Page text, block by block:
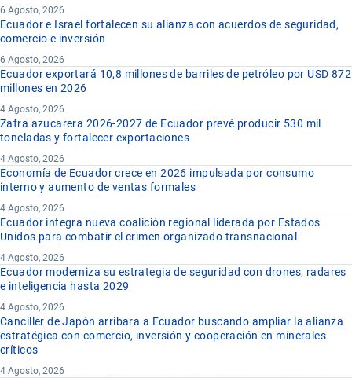
6 Agosto, 2026
Ecuador e Israel fortalecen su alianza con acuerdos de seguridad,
comercio e inversión
6 Agosto, 2026
Ecuador exportará 10,8 millones de barriles de petróleo por USD 872
millones en 2026
4 Agosto, 2026
Zafra azucarera 2026-2027 de Ecuador prevé producir 530 mil
toneladas y fortalecer exportaciones
4 Agosto, 2026
Economía de Ecuador crece en 2026 impulsada por consumo
interno y aumento de ventas formales
4 Agosto, 2026
Ecuador integra nueva coalición regional liderada por Estados
Unidos para combatir el crimen organizado transnacional
4 Agosto, 2026
Ecuador moderniza su estrategia de seguridad con drones, radares
e inteligencia hasta 2029
4 Agosto, 2026
Canciller de Japón arribara a Ecuador buscando ampliar la alianza
estratégica con comercio, inversión y cooperación en minerales
críticos
4 Agosto, 2026